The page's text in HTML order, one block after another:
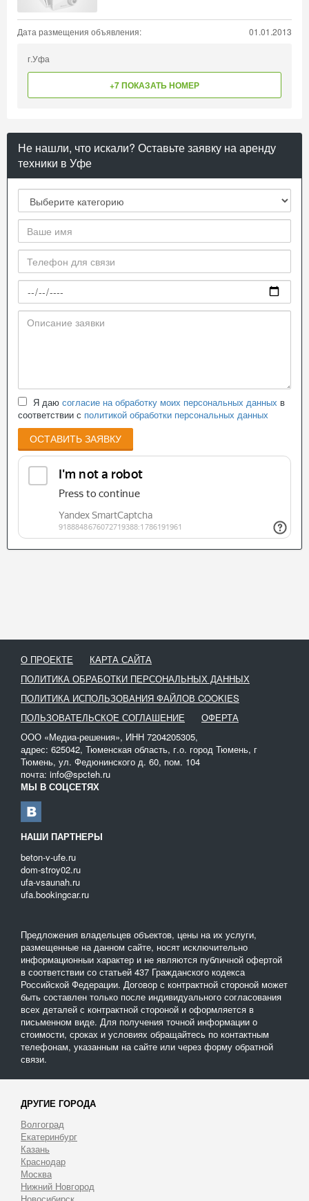
Дата размещения объявления: 01.01.2013
г.Уфа
+7 ПОКАЗАТЬ НОМЕР
Не нашли, что искали? Оставьте заявку на аренду
техники в Уфе
Я даю согласие на обработку моих персональных данных в
соответствии с политикой обработки персональных данных
ОСТАВИТЬ ЗАЯВКУ
О ПРОЕКТЕ
КАРТА САЙТА
ПОЛИТИКА ОБРАБОТКИ ПЕРСОНАЛЬНЫХ ДАННЫХ
ПОЛИТИКА ИСПОЛЬЗОВАНИЯ ФАЙЛОВ COOKIES
ПОЛЬЗОВАТЕЛЬСКОЕ СОГЛАШЕНИЕ
ОФЕРТА
ООО «Медиа-решения», ИНН 7204205305,
адрес: 625042, Тюменская область, г.о. город Тюмень, г
Тюмень, ул. Федюнинского д. 60, пом. 104
почта: info@spcteh.ru
МЫ В СОЦСЕТЯХ
НАШИ ПАРТНЕРЫ
beton-v-ufe.ru
dom-stroy02.ru
ufa-vsaunah.ru
ufa.bookingcar.ru
Предложения владельцев объектов, цены на их услуги,
размещенные на данном сайте, носят исключительно
информационныи характер и не являются публичной офертой
в соответствии со статьей 437 Гражданского кодекса
Российской Федерации. Договор с контрактной стороной может
быть составлен только после индивидуального согласования
всех деталей с контрактной стороной и оформляется в
письменном виде. Для получения точной информации о
стоимости, сроках и условиях обращайтесь по контактным
телефонам, указанным на сайте или через форму обратной
связи.
ДРУГИЕ ГОРОДА
Волгоград
Екатеринбург
Казань
Краснодар
Москва
Нижний Новгород